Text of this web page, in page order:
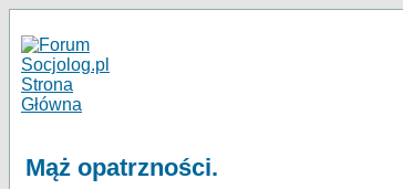
Mąż opatrzności.